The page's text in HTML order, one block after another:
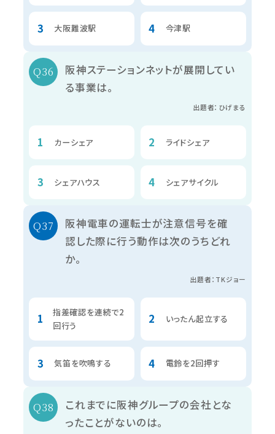
大阪難波駅 今津駅
阪神ステーションネットが展開してい
る事業は。
出題者：ひげまる
カーシェア ライドシェア
シェアハウス シェアサイクル
阪神電車の運転士が注意信号を確
認した際に行う動作は次のうちどれ
か。
出題者：TKジョー
指差確認を連続で2
回行う
いったん起立する
気笛を吹鳴する 電鈴を2回押す
これまでに阪神グループの会社とな
ったことがないのは。